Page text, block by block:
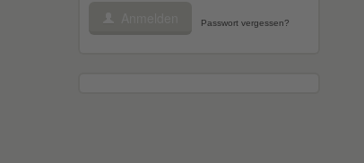
Passwort vergessen?